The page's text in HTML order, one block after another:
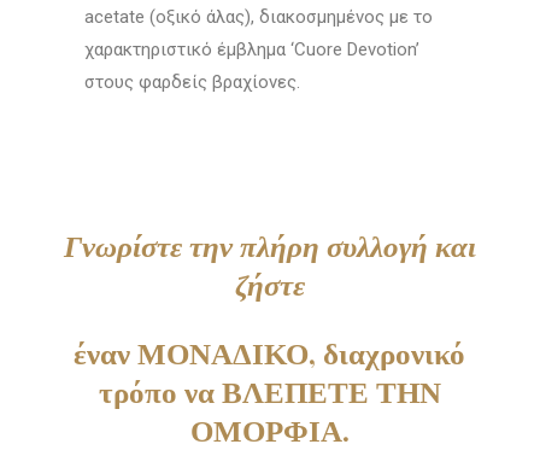
acetate (οξικό άλας), διακοσμημένος με το
χαρακτηριστικό έμβλημα ‘Cuore Devotion’
στους φαρδείς βραχίονες.
Γνωρίστε την πλήρη συλλογή και
ζήστε
έναν ΜΟΝΑΔΙΚΟ, διαχρονικό
τρόπο να ΒΛΕΠΕΤΕ ΤΗΝ
ΟΜΟΡΦΙΑ.